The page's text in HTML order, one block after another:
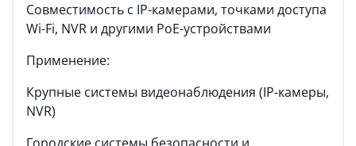
Совместимость с IP-камерами, точками доступа
Wi-Fi, NVR и другими PoE-устройствами
Применение:
Крупные системы видеонаблюдения (IP-камеры,
NVR)